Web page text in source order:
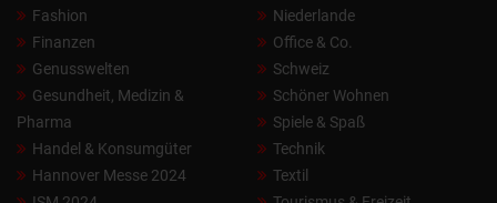
Fashion
Finanzen
Genusswelten
Gesundheit, Medizin &
Pharma
Handel & Konsumgüter
Hannover Messe 2024
Niederlande
Office & Co.
Schweiz
Schöner Wohnen
Spiele & Spaß
Technik
Textil